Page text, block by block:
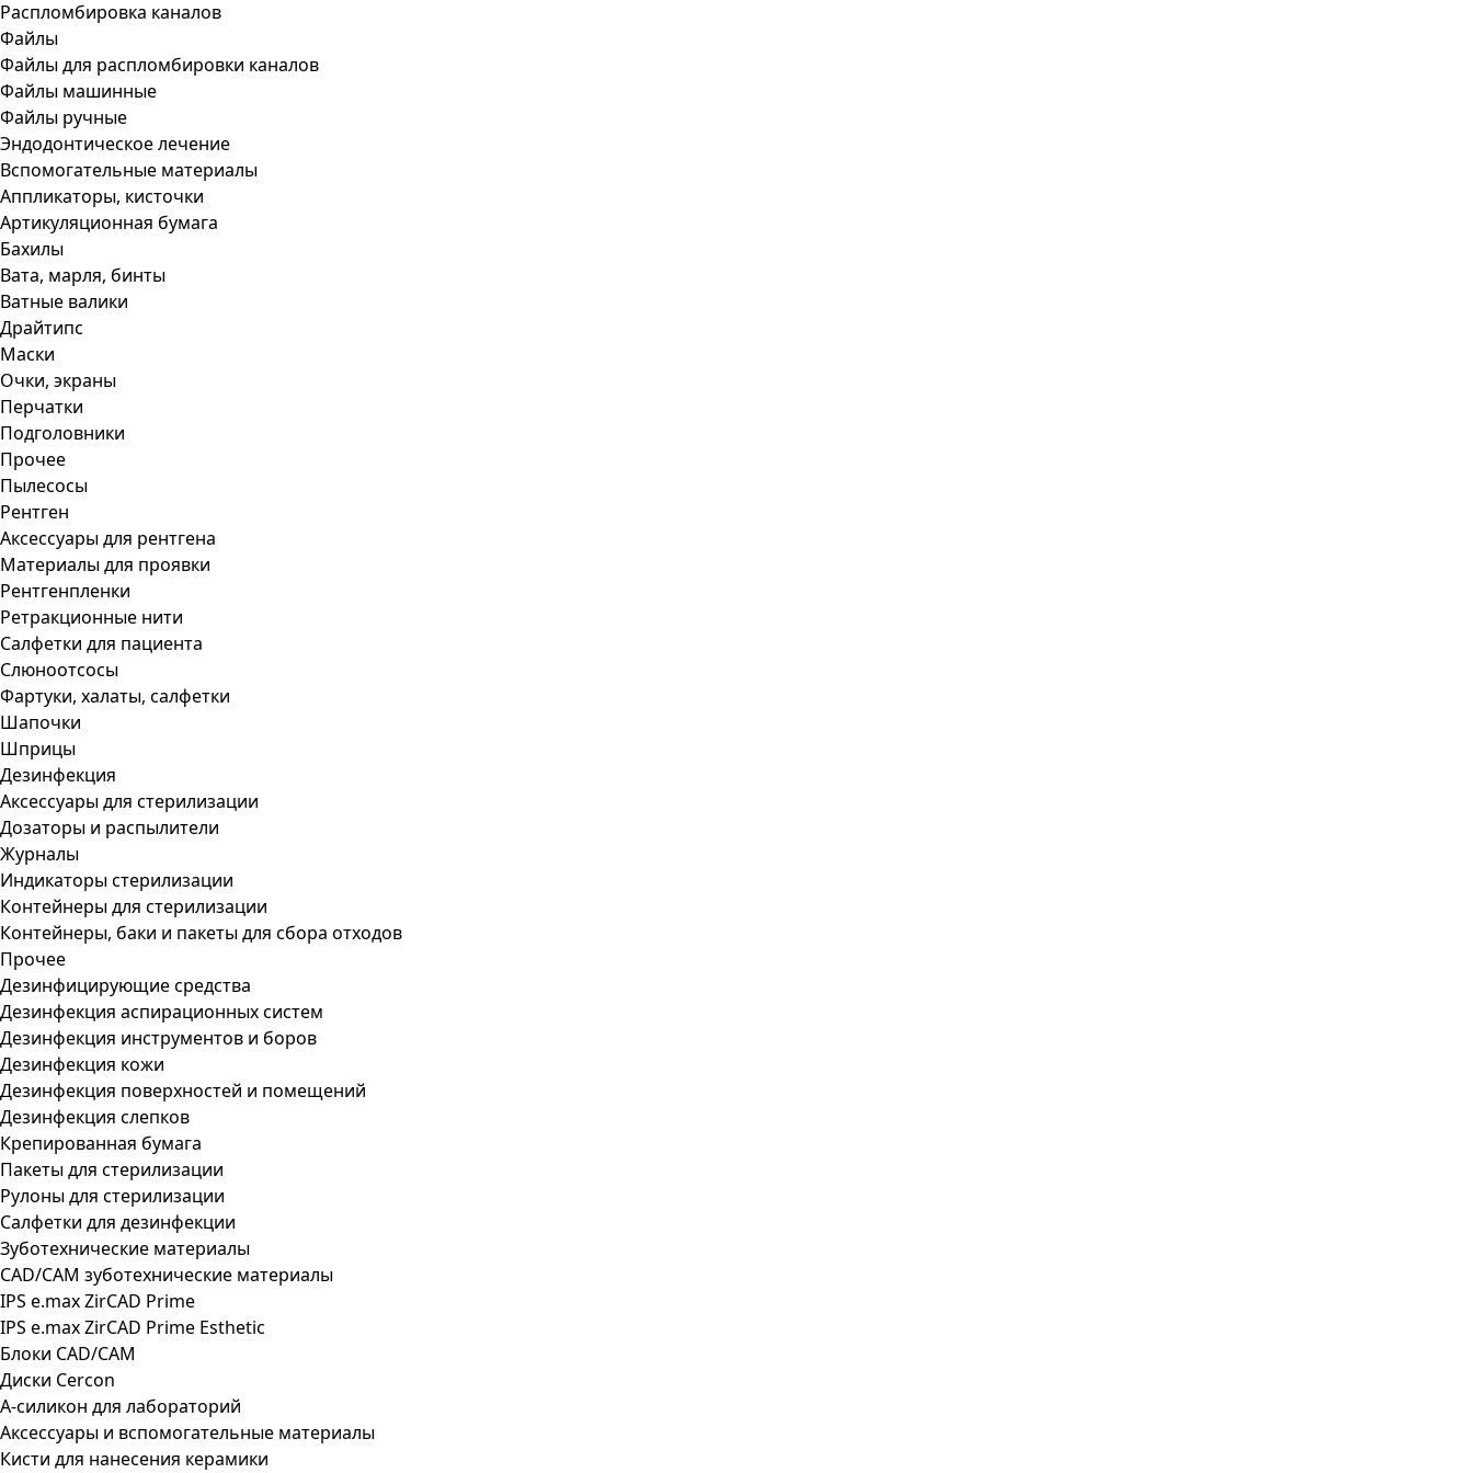
Распломбировка каналов
Файлы
Файлы для распломбировки каналов
Файлы машинные
Файлы ручные
Эндодонтическое лечение
Вспомогательные материалы
Аппликаторы, кисточки
Артикуляционная бумага
Бахилы
Вата, марля, бинты
Ватные валики
Драйтипс
Маски
Очки, экраны
Перчатки
Подголовники
Прочее
Пылесосы
Рентген
Аксессуары для рентгена
Материалы для проявки
Рентгенпленки
Ретракционные нити
Салфетки для пациента
Слюноотсосы
Фартуки, халаты, салфетки
Шапочки
Шприцы
Дезинфекция
Аксессуары для стерилизации
Дозаторы и распылители
Журналы
Индикаторы стерилизации
Контейнеры для стерилизации
Контейнеры, баки и пакеты для сбора отходов
Прочее
Дезинфицирующие средства
Дезинфекция аспирационных систем
Дезинфекция инструментов и боров
Дезинфекция кожи
Дезинфекция поверхностей и помещений
Дезинфекция слепков
Крепированная бумага
Пакеты для стерилизации
Рулоны для стерилизации
Салфетки для дезинфекции
Зуботехнические материалы
CAD/CAM зуботехнические материалы
IPS e.max ZirCAD Prime
IPS e.max ZirCAD Prime Esthetic
Блоки CAD/CAM
Диски Cercon
А-силикон для лабораторий
Аксессуары и вспомогательные материалы
Кисти для нанесения керамики